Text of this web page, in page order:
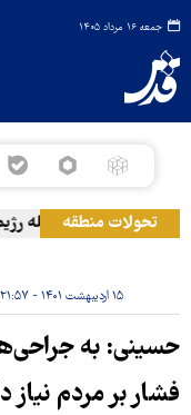
جمعه ۱۶ مرداد ۱۴۰۵
تحولات منطقهحمله رژیم
۱۵ اردیبهشت ۱۴۰۱ - ۲۱:۵۷
حسینی: به
فشار بر مردم نیاز